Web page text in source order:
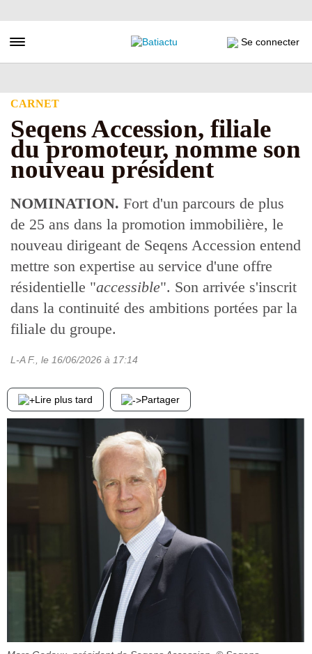
au
principal
Toggle navigation Se connecter
CARNET
Seqens Accession, filiale
du promoteur, nomme son
nouveau président
NOMINATION. Fort d'un parcours de plus
de 25 ans dans la promotion immobilière, le
nouveau dirigeant de Seqens Accession entend
mettre son expertise au service d'une offre
résidentielle "accessible". Son arrivée s'inscrit
dans la continuité des ambitions portées par la
filiale du groupe.
L-A F. , le 16/06/2026 à 17:14
Lire plus tard Partager